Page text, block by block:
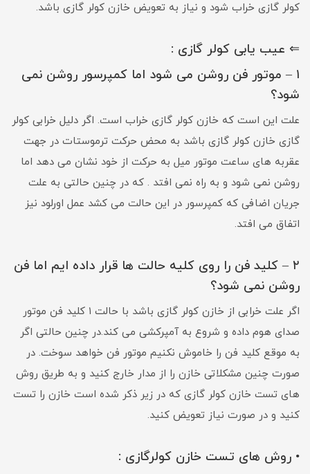
کولر گازی خراب شود و نیاز به تعویض خازن کولر گازی باشد.
⇐ عیب یابی کولر گازی :
۱ – موتور فن روشن می شود اما کمپرسور روشن نمی
شود؟
علت این است که خازن کولر گازی خراب است. اگر دلیل خرابی کولر
گازی خازن کولر گازی باشد به محض حرکت ترموستات در جهت
عقربه های ساعت موتور میل به حرکت از خود نشان می دهد اما
روشن نمی شود و به راه نمی افتد . که در چنین حالتی به علت
جریان اضافی که کمپرسور در این حالت می کشد عمل اورلود نیز
اتفاق می افتد.
۲ – کلید فن را روی کلیه حالت ها قرار داده ایم اما فن
روشن نمی شود؟
اگر علت خرابی از خازن کولر گازی باشد با حالت ۱ کلید فن موتور
صدای هوم داده و شروع به آمپرکشی می کند.در چنین حالتی اگر
به موقع کلید فن را خاموش نکنیم موتور فن خواهد سوخت. در
صورت چنین مشکلاتی خازن را از مدار خارج کنید و به طریق روش
های تست خازن کولر گازی که در زیر ذکر شده است خازن را تست
کنید و در صورت نیاز تعویض کنید.
• روش های تست خازن کولرگازی :